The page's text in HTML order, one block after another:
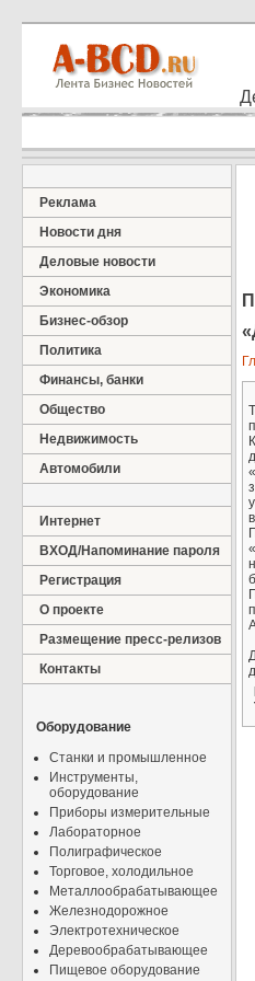
Реклама
Новости дня
Деловые новости
Экономика
Бизнес-обзор
Политика
Финансы, банки
Общество
Недвижимость
Автомобили
Интернет
ВХОД/Напоминание пароля
Регистрация
О проекте
Размещение пресс-релизов
Контакты
Оборудование
Станки и промышленное
Инструменты,
оборудование
Приборы измерительные
Лабораторное
Полиграфическое
Торговое, холодильное
Металлообрабатывающее
Железнодорожное
Электротехническое
Деревообрабатывающее
Пищевое оборудование